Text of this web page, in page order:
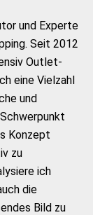
und Experte
Seit 2012
Outlet-
eine Vielzahl
und
Konzept
zu
ich
die
Bild zu